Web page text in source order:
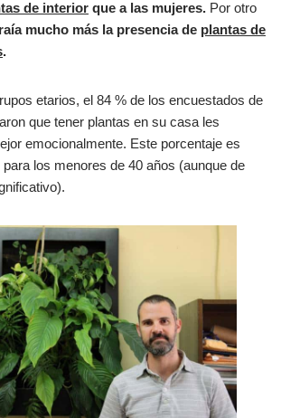
de interior que a las mujeres. Por otro
mucho más la presencia de plantas de
.
etarios, el 84 % de los encuestados de
que tener plantas en su casa les
emocionalmente. Este porcentaje es
los menores de 40 años (aunque de